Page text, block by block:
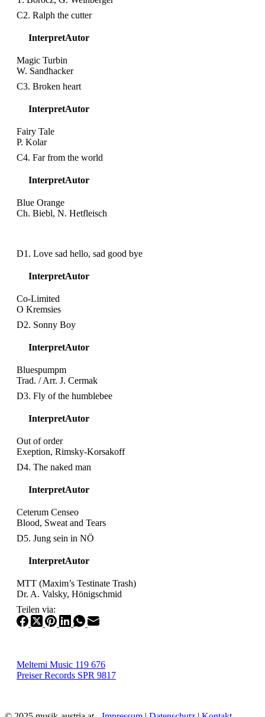
C2. Ralph the cutter
InterpretAutor
Magic Turbin
W. Sandhacker
C3. Broken heart
InterpretAutor
Fairy Tale
P. Kolar
C4. Far from the world
InterpretAutor
Blue Orange
Ch. Biebl, N. Hetfleisch
D1. Love sad hello, sad good bye
InterpretAutor
Co-Limited
O Kremsies
D2. Sonny Boy
InterpretAutor
Bluespumpm
Trad. / Arr. J. Cermak
D3. Fly of the humblebee
InterpretAutor
Out of order
Exeption, Rimsky-Korsakoff
D4. The naked man
InterpretAutor
Ceterum Censeo
Blood, Sweat and Tears
D5. Jung sein in NÖ
InterpretAutor
MTT (Maxim’s Testinate Trash)
Dr. A. Valsky, Hönigschmid
Teilen via:
Meltemi Music 119 676
Preiser Records SPR 9817